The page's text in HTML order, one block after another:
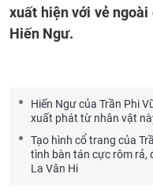
xuất hiện với vẻ
Hiến Ngư.
Hiến Ngư của Trần Phi
xuất phát từ nhân vật
Tạo hình cổ trang của
tình bàn tán cực rôm rả,
La Vân Hi